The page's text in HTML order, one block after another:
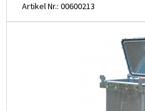
Artikel Nr.: 00600213